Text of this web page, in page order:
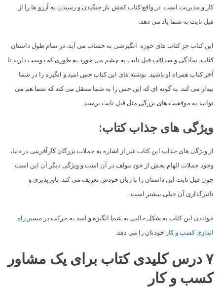
کار و مدیریت است. در واقع کتاب کفش باز جنگیدن و رسیدن به آرزو ها را از
فیل نایت به شما یاد می دهد.
این کتاب جز کتاب های حوزه انگیزشی به حساب می آید. در تمام طول داستان
کتاب، سادگی و صداقت فیل نایت به چشم می خورد به طوری که دوست دارید تا
آخر کتاب همراه او باشید. نوشته های این کتاب حس امید و انگیزه را در شما
بیدار می کند. به گونه ای که این حس را به شما منتقل می کند که شما هم می
توانید به موفقیت های بزرگی مثل فیل نایت برسید.
ویژگی های جذاب کتاب:
از ویژگی های جذاب این کتاب غیر از اشاره به جملات بزرگان کارآفرینی در دنیا،
وجود جملات الهام بخش از خود مولف در آن است و ویژگی دیگر آن این است
چون فیل نایت این داستان را با زبان خودش تعریف می کند. باورپذیری و
تاثیرگذاری آن خیلی بیشتر است.
خواندن این کتاب به شکل جالبی به شما انگیزه و امید به حرکت در مسیر راه
اندازی کسب و کار خودتان را می دهد.
۷ درس کلیدی کتاب برای یک مشاور
کسب و کار